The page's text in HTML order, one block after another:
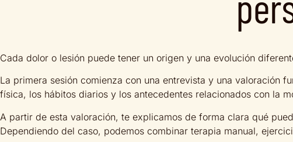
Cada dolor o lesión puede tener un origen y una evolución
La primera sesión comienza con una entrevista y una valoración
física, los hábitos diarios y los antecedentes relacionados con la
A partir de esta valoración, te explicamos de forma clara qué
Dependiendo del caso, podemos combinar terapia manual,